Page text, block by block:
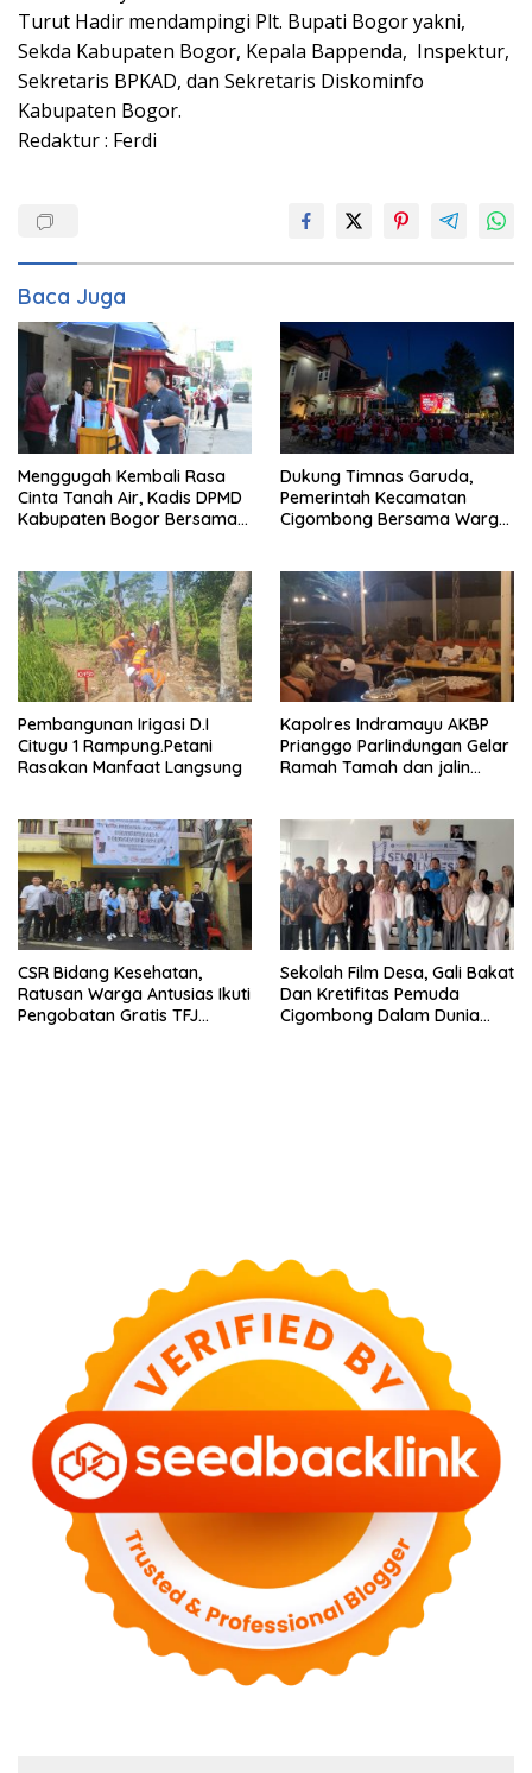
Turut Hadir mendampingi Plt. Bupati Bogor yakni,
Sekda Kabupaten Bogor, Kepala Bappenda, Inspektur,
Sekretaris BPKAD, dan Sekretaris Diskominfo
Kabupaten Bogor.
Redaktur : Ferdi
Baca Juga
Menggugah Kembali Rasa
Cinta Tanah Air, Kadis DPMD
Kabupaten Bogor Bersama
Masyarakat Dan Pengguna
Jalan.
Dukung Timnas Garuda,
Pemerintah Kecamatan
Cigombong Bersama Warga
Pembangunan Irigasi D.I
Citugu 1 Rampung.Petani
Rasakan Manfaat Langsung
Kapolres Indramayu AKBP
Prianggo Parlindungan Gelar
Ramah Tamah dan jalin
CSR Bidang Kesehatan,
Ratusan Warga Antusias Ikuti
Pengobatan Gratis TFJ
Sekolah Film Desa, Gali Bakat
Dan Kretifitas Pemuda
Cigombong Dalam Dunia